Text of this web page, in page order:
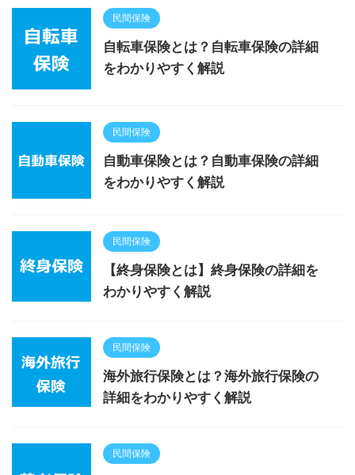
民間保険
自転車保険とは？自転車保険の詳細
をわかりやすく解説
民間保険
自動車保険とは？自動車保険の詳細
をわかりやすく解説
民間保険
【終身保険とは】終身保険の詳細を
わかりやすく解説
民間保険
海外旅行保険とは？海外旅行保険の
詳細をわかりやすく解説
民間保険